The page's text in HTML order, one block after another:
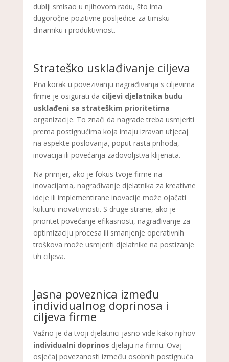
dublji smisao u njihovom radu, što ima
dugoročne pozitivne posljedice za timsku
dinamiku i produktivnost.
Strateško usklađivanje ciljeva
Prvi korak u povezivanju nagrađivanja s ciljevima
firme je osigurati da ciljevi djelatnika budu
usklađeni sa strateškim prioritetima
organizacije. To znači da nagrade treba usmjeriti
prema postignućima koja imaju izravan utjecaj
na aspekte poslovanja, poput rasta prihoda,
inovacija ili povećanja zadovoljstva klijenata.
Na primjer, ako je fokus tvoje firme na
inovacijama, nagrađivanje djelatnika za kreativne
ideje ili implementirane inovacije može ojačati
kulturu inovativnosti. S druge strane, ako je
prioritet povećanje efikasnosti, nagrađivanje za
optimizaciju procesa ili smanjenje operativnih
troškova može usmjeriti djelatnike na postizanje
tih ciljeva.
Jasna poveznica između
individualnog doprinosa i
ciljeva firme
Važno je da tvoji djelatnici jasno vide kako njihov
individualni doprinos djelaju na firmu. Ovaj
osjećaj povezanosti između osobnih postignuća